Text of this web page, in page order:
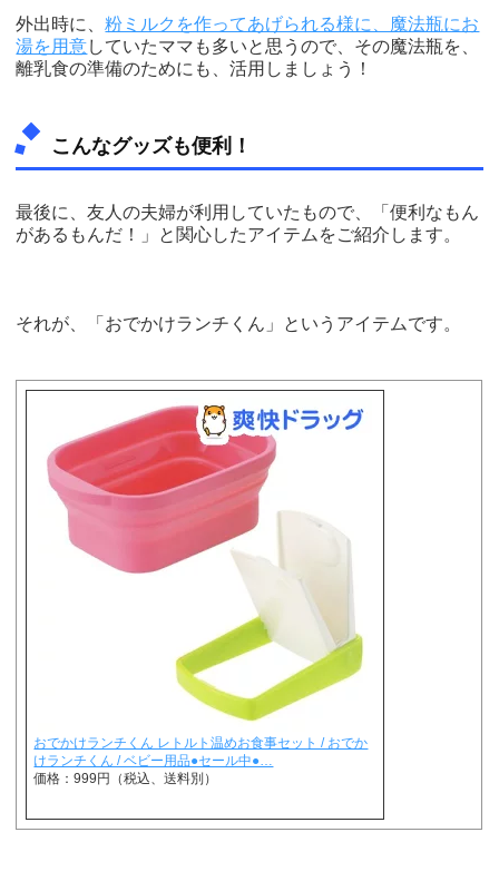
外出時に、粉ミルクを作ってあげられる様に、魔法瓶にお
湯を用意していたママも多いと思うので、その魔法瓶を、
離乳食の準備のためにも、活用しましょう！
こんなグッズも便利！
最後に、友人の夫婦が利用していたもので、「便利なもん
があるもんだ！」と関心したアイテムをご紹介します。
それが、「おでかけランチくん」というアイテムです。
おでかけランチくん レトルト温めお食事セット / おでか
けランチくん / ベビー用品●セール中●…
価格：999円（税込、送料別）